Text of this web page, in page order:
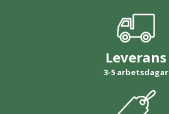
Leverans
3-5 arbetsdagar